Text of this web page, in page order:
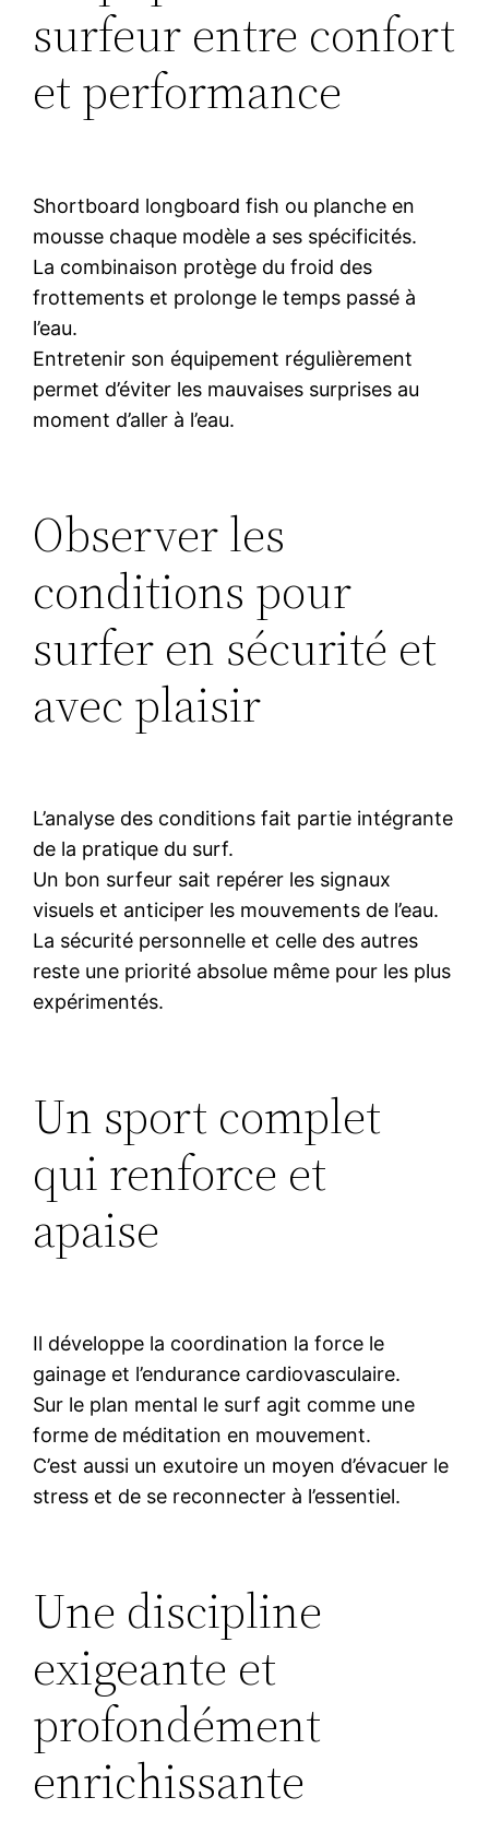
surfeur entre confort
et performance
Shortboard longboard fish ou planche en
mousse chaque modèle a ses spécificités.
La combinaison protège du froid des
frottements et prolonge le temps passé à
l’eau.
Entretenir son équipement régulièrement
permet d’éviter les mauvaises surprises au
moment d’aller à l’eau.
Observer les
conditions pour
surfer en sécurité et
avec plaisir
L’analyse des conditions fait partie intégrante
de la pratique du surf.
Un bon surfeur sait repérer les signaux
visuels et anticiper les mouvements de l’eau.
La sécurité personnelle et celle des autres
reste une priorité absolue même pour les plus
expérimentés.
Un sport complet
qui renforce et
apaise
Il développe la coordination la force le
gainage et l’endurance cardiovasculaire.
Sur le plan mental le surf agit comme une
forme de méditation en mouvement.
C’est aussi un exutoire un moyen d’évacuer le
stress et de se reconnecter à l’essentiel.
Une discipline
exigeante et
profondément
enrichissante